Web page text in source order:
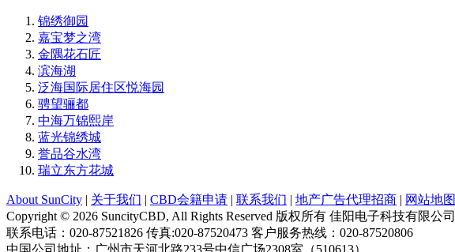
锦绣御园
嘉宝梦之湾
金隅花石匠
滨海湖
泛海国际居住区悦海园
骋望骊都
中海万锦熙岸
蓝光锦绣城
誉品谷水湾
瑞立东方花城
About SunCity | 关于我们 | CBD会籍申请 | 联系我们 | 地产广告代理招商 | 网站地图
Copyright © 2026 SuncityCBD, All Rights Reserved 版权所有 佳阳电子科技有限公司
联系电话：020-87521826 传真:020-87520473 客户服务热线：020-87520806